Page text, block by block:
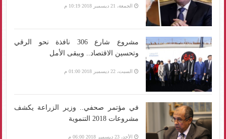
الجمعة، 21 ديسمبر 2018 10:19 م
مشروع شارع 306 نافذة نحو الرقي
وتحسين الاقتصاد.. ويبقى الأمل
السبت، 22 ديسمبر 2018 01:00 م
في مؤتمر صحفي.. وزير الزراعة يكشف
مشروعات 2018 التنموية
الأحد، 23 ديسمبر 2018 06:00 م